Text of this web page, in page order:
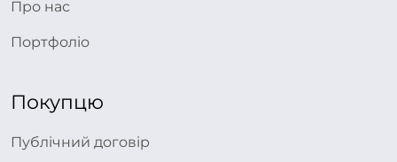
Про нас
Портфоліо
Покупцю
Публічний договір